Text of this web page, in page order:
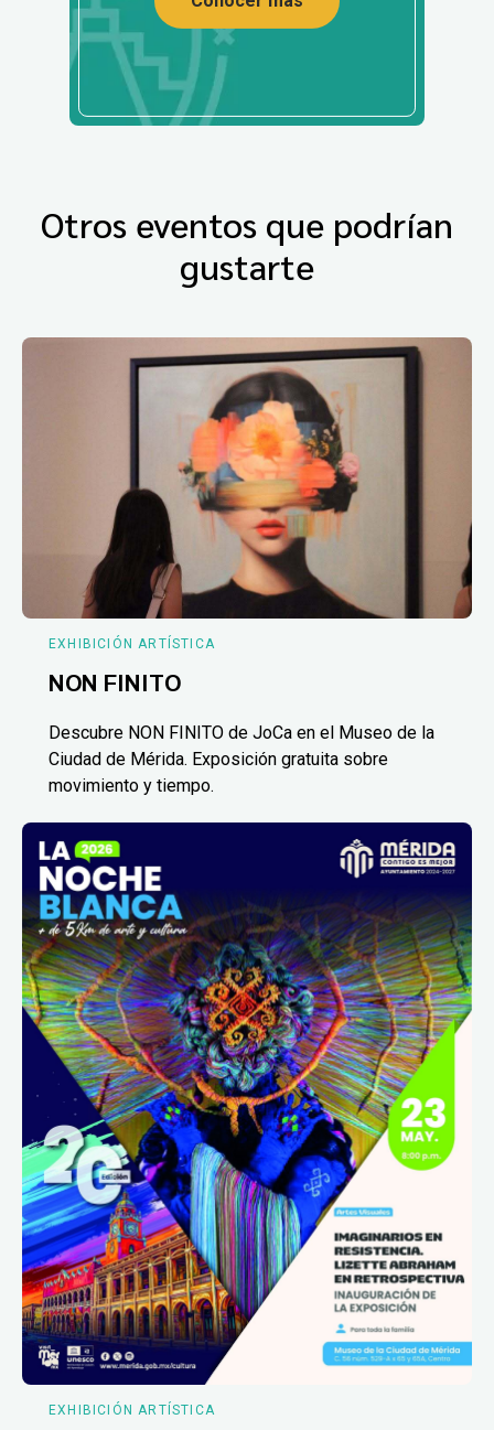
Otros eventos que podrían
gustarte
EXHIBICIÓN ARTÍSTICA
NON FINITO
Descubre NON FINITO de JoCa en el Museo de la
Ciudad de Mérida. Exposición gratuita sobre
movimiento y tiempo.
EXHIBICIÓN ARTÍSTICA